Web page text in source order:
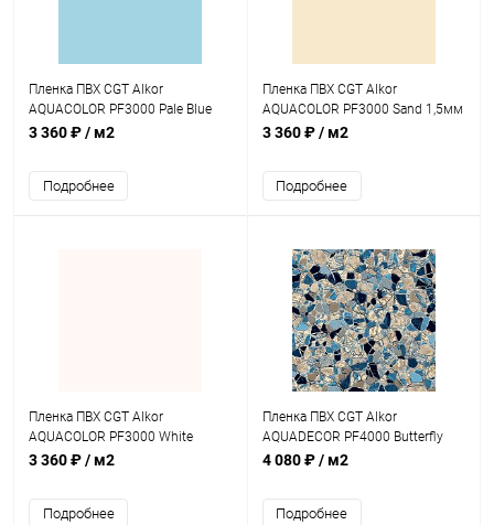
Пленка ПВХ CGT Alkor
AQUACOLOR PF3000 Pale Blue
1,5мм 25х2,05м (4K000014)
3 360 ₽/ м2
Подробнее
Пленка ПВХ CGT Alkor
AQUACOLOR PF3000 Sand 1,5мм
25х1,65м (4K000007)
3 360 ₽/ м2
Подробнее
Пленка ПВХ CGT Alkor
AQUACOLOR PF3000 White
1,5мм 25х2,05м (4K000012)
3 360 ₽/ м2
Подробнее
Пленка ПВХ CGT Alkor
AQUADECOR PF4000 Butterfly
Pearl 1,5мм 25х1,65м
4 080 ₽/ м2
Подробнее